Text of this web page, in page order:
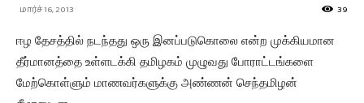
மார்ச் 16, 2013 39
ஈழ தேசத்தில் நடந்தது ஒரு இனப்படுகொலை என்ற முக்கியமான
தீர்மானத்தை உள்ளடக்கி தமிழகம் முழுவது போராட்டங்களை
மேற்கொள்ளும் மாணவர்களுக்கு அண்ணன் செந்தமிழன்